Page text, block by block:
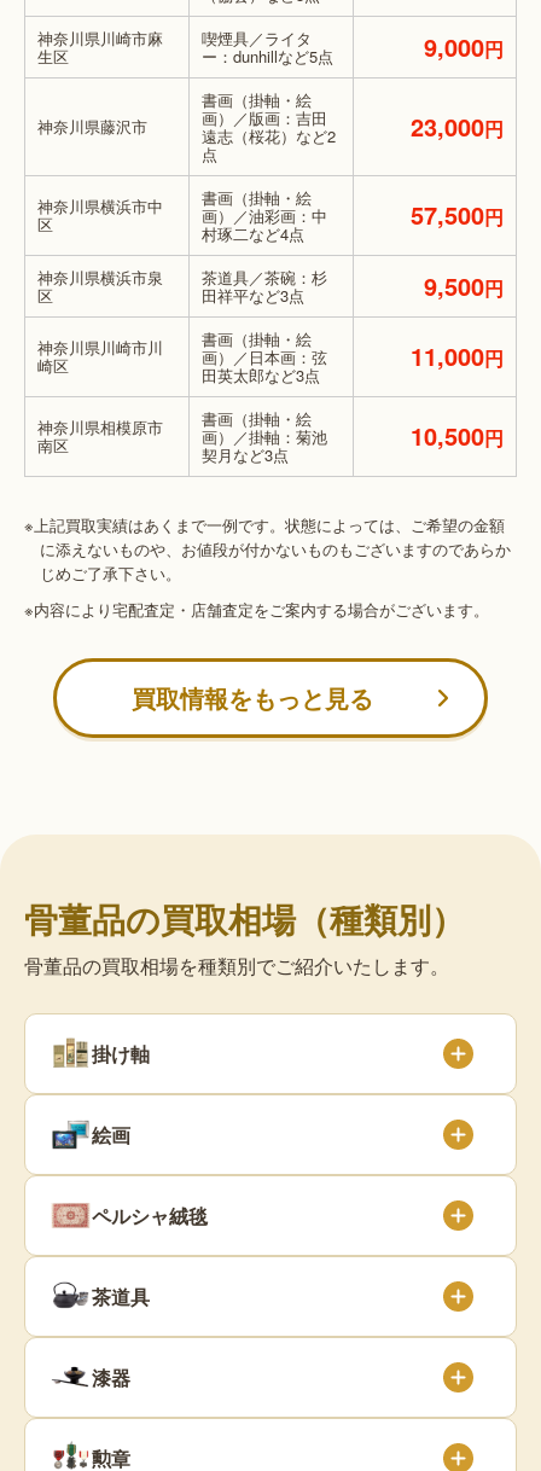
神奈川県川崎市麻
生区
喫煙具／ライタ
ー：dunhillなど5点 9,000円
神奈川県藤沢市
書画（掛軸・絵
画）／版画：吉田
遠志（桜花）など2
点
23,000円
神奈川県横浜市中
区
書画（掛軸・絵
画）／油彩画：中
村琢二など4点
57,500円
神奈川県横浜市泉
区
茶道具／茶碗：杉
田祥平など3点 9,500円
神奈川県川崎市川
崎区
書画（掛軸・絵
画）／日本画：弦
田英太郎など3点
11,000円
神奈川県相模原市
南区
書画（掛軸・絵
画）／掛軸：菊池
契月など3点
10,500円
※上記買取実績はあくまで一例です。状態によっては、ご希望の金額
に添えないものや、お値段が付かないものもございますのであらか
じめご了承下さい。
※内容により宅配査定・店舗査定をご案内する場合がございます。
買取情報をもっと見る
骨董品の買取相場（種類別）
骨董品の買取相場を種類別でご紹介いたします。
掛け軸
絵画
ペルシャ絨毯
茶道具
漆器
勲章